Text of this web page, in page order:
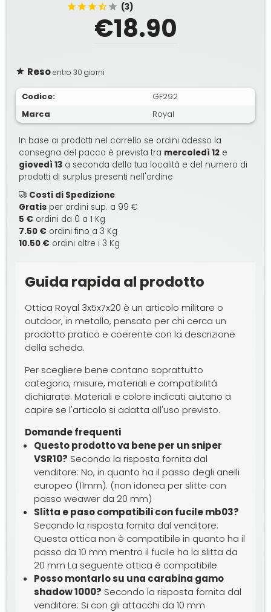
(3)
€18.90
Resoentro 30 giorni
Codice:
GF292
Marca
Royal
In base ai prodotti nel carrello se ordini adesso la
consegna del pacco è prevista tra mercoledì 12 e
giovedì 13 a seconda della tua località e del numero di
prodotti di surplus presenti nell'ordine
Costi di Spedizione
Gratis per ordini sup. a 99 €
5 € ordini da 0 a 1 Kg
7.50 € ordini fino a 3 Kg
10.50 € ordini oltre i 3 Kg
Guida rapida al prodotto
Ottica Royal 3x5x7x20 è un articolo militare o
outdoor, in metallo, pensato per chi cerca un
prodotto pratico e coerente con la descrizione
della scheda.
Per scegliere bene contano soprattutto
categoria, misure, materiali e compatibilità
dichiarate. Materiali e colore indicati aiutano a
capire se l'articolo si adatta all'uso previsto.
Domande frequenti
Questo prodotto va bene per un sniper
VSR10? Secondo la risposta fornita dal
venditore: No, in quanto ha il passo degli anelli
europeo (11mm). (non idonea per slitte con
passo weawer da 20 mm)
Slitta e paso compatibili con fucile mb03?
Secondo la risposta fornita dal venditore:
Questa ottica non è compatibile in quanto ha il
passo da 10 mm mentro il fucile ha la slitta da
20 mm La seguente ottica è compatibile
Posso montarlo su una carabina gamo
shadow 1000? Secondo la risposta fornita dal
venditore: Si con gli attacchi da 10 mm